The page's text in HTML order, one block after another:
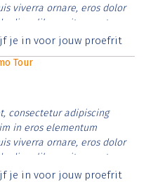
viverra ornare, eros dolor
diam libero vitae erat.
cursus id rutrum lorem
je in voor jouw proefrit
Tour
consectetur adipiscing
in eros elementum
viverra ornare, eros dolor
diam libero vitae erat.
cursus id rutrum lorem
je in voor jouw proefrit